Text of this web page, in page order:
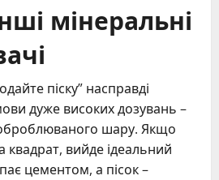
мінеральні
піску” насправді
дуже високих дозувань –
оброблюваного шару. Якщо
квадрат, вийде ідеальний
цементом, а пісок –